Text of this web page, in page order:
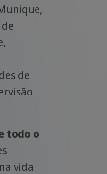
de
todo o
vida